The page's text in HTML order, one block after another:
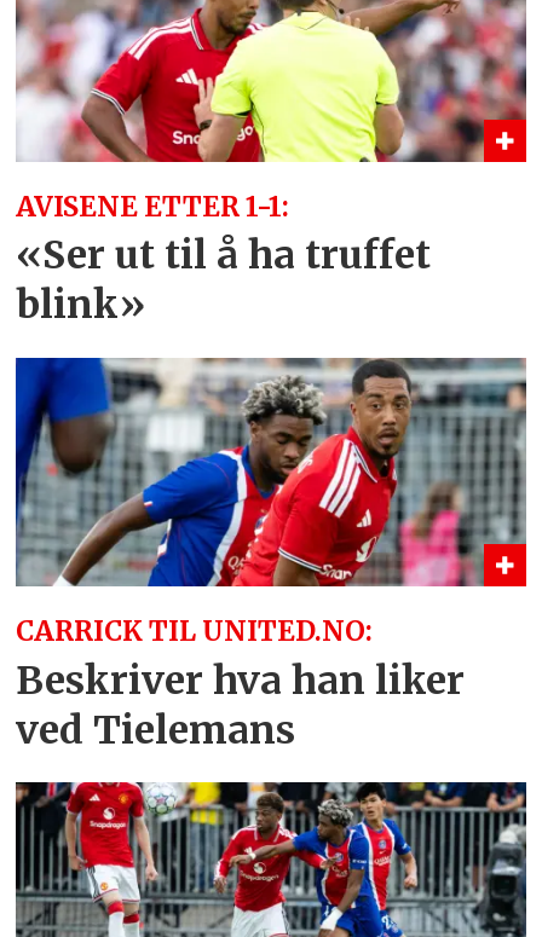
AVISENE ETTER 1-1:
«Ser ut til å ha truffet
blink»
CARRICK TIL UNITED.NO:
Beskriver hva han liker
ved Tielemans